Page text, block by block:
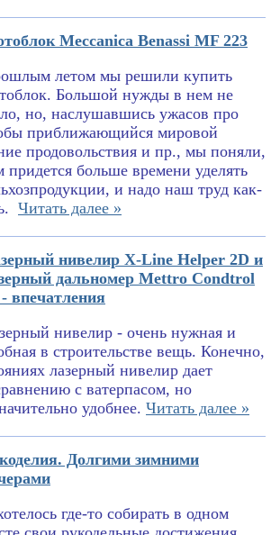
Meccanica Benassi MF 223
летом мы решили купить
Большой нужды в нем не
но, наслушавшись ужасов про
приближающийся мировой
продовольствия и пр., мы поняли,
больше времени уделять
и надо наш труд как-
Читать далее »
нивелир X-Line Helper 2D и
дальномер Mettro Condtrol
впечатления
нивелир - очень нужная и
в строительстве вещь. Конечно,
лазерный нивелир дает
с ватерпасом, но
удобнее. Читать далее »
Долгими зимними
где-то собирать в одном